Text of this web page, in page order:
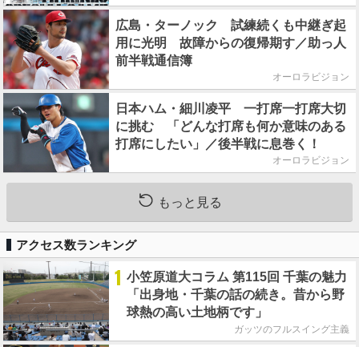
広島・ターノック 試練続くも中継ぎ起
用に光明 故障からの復帰期す／助っ人
前半戦通信簿
オーロラビジョン
日本ハム・細川凌平 一打席一打席大切
に挑む 「どんな打席も何か意味のある
打席にしたい」／後半戦に息巻く！
オーロラビジョン
もっと見る
アクセス数ランキング
1 小笠原道大コラム 第115回 千葉の魅力
「出身地・千葉の話の続き。昔から野
球熱の高い土地柄です」
ガッツのフルスイング主義